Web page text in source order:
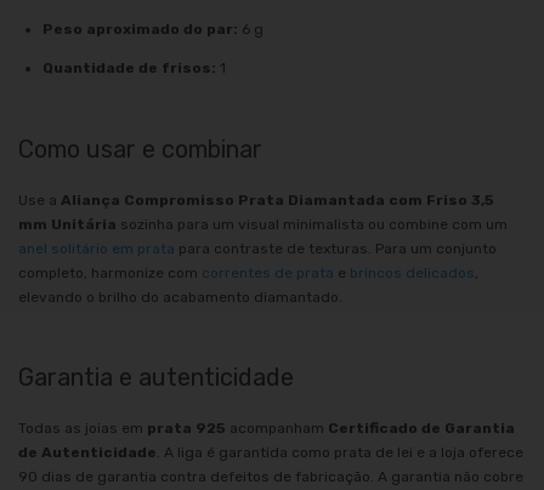
Peso aproximado do par: 6 g
Quantidade de frisos: 1
Como usar e combinar
Use a Aliança Compromisso Prata Diamantada com Friso 3,5
mm Unitária sozinha para um visual minimalista ou combine com um
anel solitário em prata para contraste de texturas. Para um conjunto
completo, harmonize com correntes de prata e brincos delicados,
elevando o brilho do acabamento diamantado.
Garantia e autenticidade
Todas as joias em prata 925 acompanham Certificado de Garantia
de Autenticidade. A liga é garantida como prata de lei e a loja oferece
90 dias de garantia contra defeitos de fabricação. A garantia não cobre